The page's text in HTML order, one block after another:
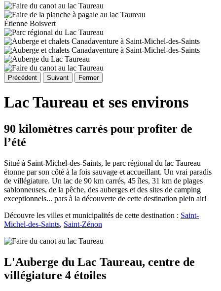
Étienne Boisvert
Précédent Suivant Fermer
Lac Taureau et ses environs
90 kilomètres carrés pour profiter de
l’été
Situé à Saint-Michel-des-Saints, le parc régional du lac Taureau
étonne par son côté à la fois sauvage et accueillant. Un vrai paradis
de villégiature. Un lac de 90 km carrés, 45 îles, 31 km de plages
sablonneuses, de la pêche, des auberges et des sites de camping
exceptionnels... pars à la découverte de cette destination plein air!
Découvre les villes et municipalités de cette destination : Saint-
Michel-des-Saints, Saint-Zénon
L'Auberge du Lac Taureau, centre de
villégiature 4 étoiles